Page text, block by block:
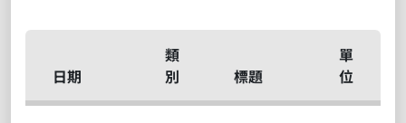
日期
類
別
標題
單
位